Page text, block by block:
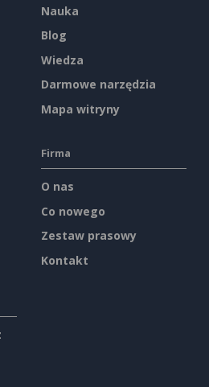
Nauka
Blog
Wiedza
Darmowe narzędzia
Mapa witryny
Firma
O nas
Co nowego
Zestaw prasowy
Kontakt